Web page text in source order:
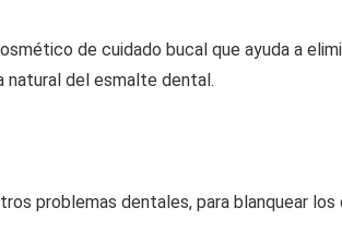
de cuidado bucal que ayuda a
natural del esmalte dental.
problemas dentales, para blanquear